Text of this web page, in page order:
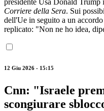
Corriere della Sera. Sui
dell'Ue in seguito a un
replicato: "Non ne ho idea,
12 Giu 2026 - 15:15
Cnn: "Israele
scongiurare